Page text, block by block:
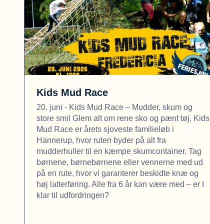
Kids Mud Race
20. juni - Kids Mud Race – Mudder, skum og
store smil Glem alt om rene sko og pænt tøj. Kids
Mud Race er årets sjoveste familieløb i
Hannerup, hvor ruten byder på alt fra
mudderhuller til en kæmpe skumcontainer. Tag
børnene, børnebørnene eller vennerne med ud
på en rute, hvor vi garanterer beskidte knæ og
høj latterføring. Alle fra 6 år kan være med – er I
klar til udfordringen?